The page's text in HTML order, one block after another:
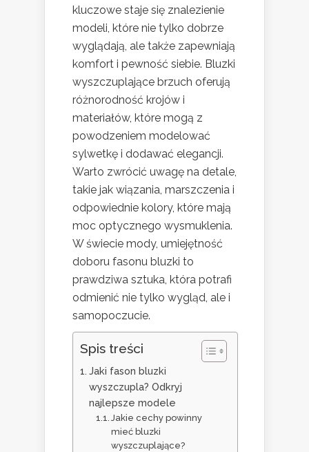
kluczowe staje się znalezienie
modeli, które nie tylko dobrze
wyglądają, ale także zapewniają
komfort i pewność siebie. Bluzki
wyszczuplające brzuch oferują
różnorodność krojów i
materiałów, które mogą z
powodzeniem modelować
sylwetkę i dodawać elegancji.
Warto zwrócić uwagę na detale,
takie jak wiązania, marszczenia i
odpowiednie kolory, które mają
moc optycznego wysmuklenia.
W świecie mody, umiejętność
doboru fasonu bluzki to
prawdziwa sztuka, która potrafi
odmienić nie tylko wygląd, ale i
samopoczucie.
Spis treści
Jaki fason bluzki
wyszczupla? Odkryj
najlepsze modele
Jakie cechy powinny
mieć bluzki
wyszczuplające?